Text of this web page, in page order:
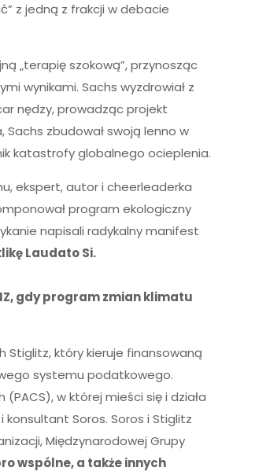
z jedną z frakcji w debacie
„terapię szokową”, przynosząc
wynikami. Sachs wyzdrowiał z
nędzy, prowadząc projekt
zbudował swoją lenno w
katastrofy globalnego ocieplenia.
ekspert, autor i cheerleaderka
program ekologiczny
napisali radykalny manifest
Laudato Si.
gdy program zmian klimatu
Stiglitz, który kieruje finansowaną
systemu podatkowego.
w której mieści się i działa
Soros. Soros i Stiglitz
Międzynarodowej Grupy
wspólne, a także innych